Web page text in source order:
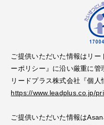
ご提供いただいた情報はリ
ーポリシー』に沿い厳重に管
リードプラス株式会社『個人
https://www.leadplus.co.jp/
ご提供いただいた情報は